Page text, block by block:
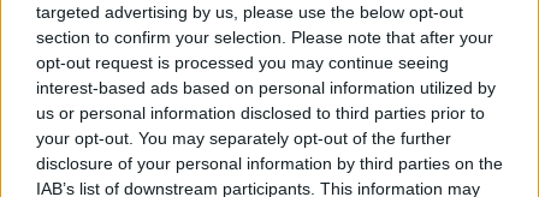
targeted advertising by us, please use the below opt-out
section to confirm your selection. Please note that after your
opt-out request is processed you may continue seeing
interest-based ads based on personal information utilized by
us or personal information disclosed to third parties prior to
your opt-out. You may separately opt-out of the further
disclosure of your personal information by third parties on the
IAB’s list of downstream participants. This information may
ανέμων
H Ιωάννα Σιαμπάνη ανέβασε
φωτογραφίες με τους γιους
της – Η στιγμή του θηλασμού
και οι μέρες χωρίς πρόγραμμα
ΧΤΕΣ